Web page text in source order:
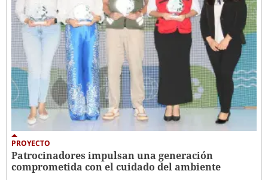
PROYECTO
Patrocinadores impulsan una generación
comprometida con el cuidado del ambiente